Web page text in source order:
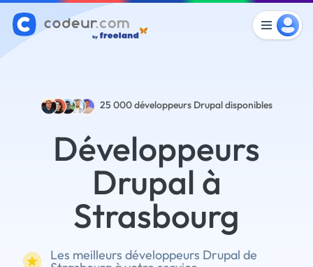
25 000développeurs Drupal disponibles
Développeurs
Drupal à
Strasbourg
Les meilleurs développeurs Drupal de